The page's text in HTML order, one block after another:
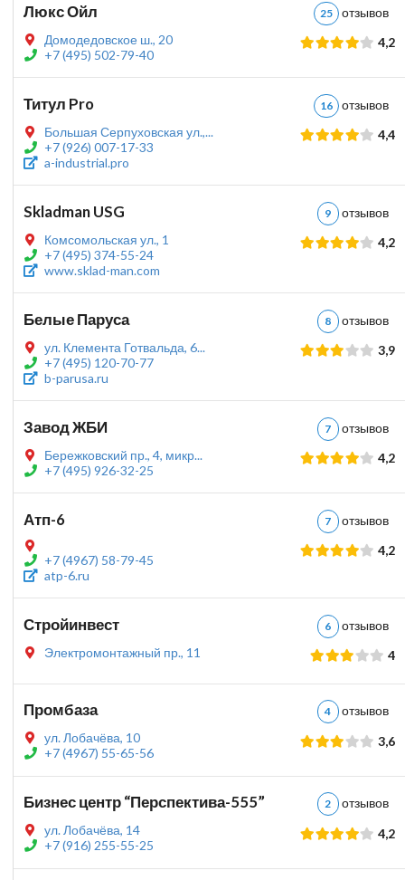
Люкс Ойл 25
Домодедовское ш., 20
+7 (495) 502-79-40
4,2
Титул Pro 16
Большая Серпуховская ул.,...
+7 (926) 007-17-33
a-industrial.pro
4,4
Skladman USG 9
Комсомольская ул., 1
+7 (495) 374-55-24
www.sklad-man.com
4,2
Белые Паруса 8
ул. Клемента Готвальда, 6...
+7 (495) 120-70-77
b-parusa.ru
3,9
Завод ЖБИ 7
Бережковский пр., 4, микр...
+7 (495) 926-32-25
4,2
Атп-6 7
+7 (4967) 58-79-45
atp-6.ru
4,2
Стройинвест 6
Электромонтажный пр., 11
4
Промбаза 4
ул. Лобачёва, 10
+7 (4967) 55-65-56
3,6
Бизнес центр “Перспектива-555” 2
ул. Лобачёва, 14
+7 (916) 255-55-25
4,2